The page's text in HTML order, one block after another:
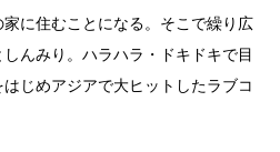
に住むことになる。そこで繰り広
んみり。ハラハラ・ドキドキで目
じめアジアで大ヒットしたラブコ